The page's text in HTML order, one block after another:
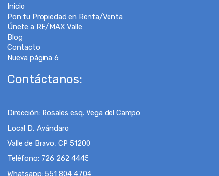
Inicio
Pon tu Propiedad en Renta/Venta
Únete a RE/MAX Valle
Blog
Contacto
Nueva página 6
Contáctanos:
Dirección: Rosales esq. Vega del Campo
Local D, Avándaro
Valle de Bravo, CP 51200
Teléfono: 726 262 4445
Whatsapp: 551 804 4704